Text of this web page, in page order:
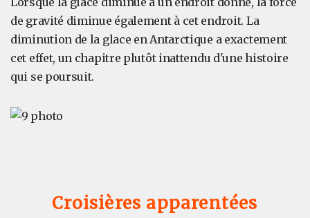
de gravité diminue également à cet endroit. La
diminution de la glace en Antarctique a exactement
cet effet, un chapitre plutôt inattendu d'une histoire
qui se poursuit.
Croisières apparentées